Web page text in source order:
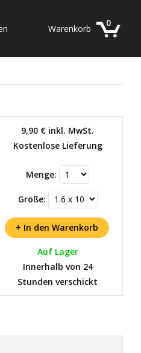
0
Warenkorb
9,90 € inkl. MwSt.
Kostenlose Lieferung
Menge:
Größe:
Auf Lager
Innerhalb von 24
Stunden verschickt